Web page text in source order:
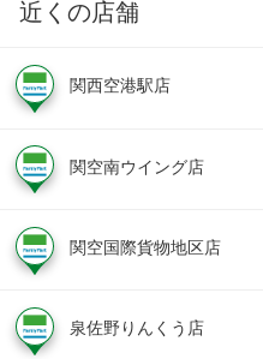
近くの店舗
関西空港駅店
関空南ウイング店
関空国際貨物地区店
泉佐野りんくう店